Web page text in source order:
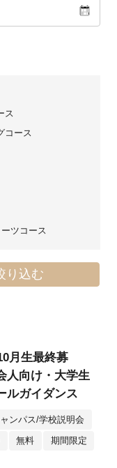
ス
コース
ツコース
り込む
月生最終募
人向け・大学生
ルガイダンス
ンパス/学校説明会
無料 期間限定